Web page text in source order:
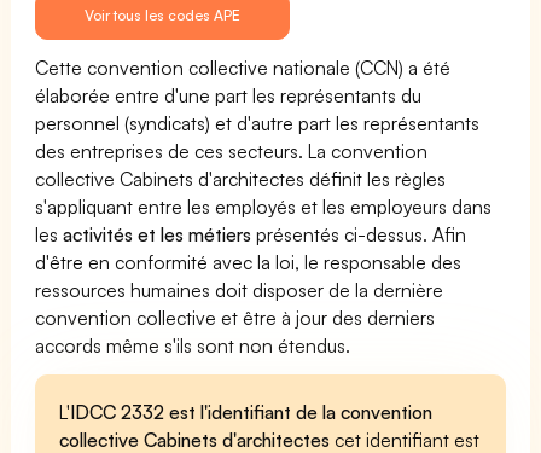
Voir tous les codes APE
Cette convention collective nationale (CCN) a été
élaborée entre d'une part les représentants du
personnel (syndicats) et d'autre part les représentants
des entreprises de ces secteurs. La convention
collective Cabinets d'architectes définit les règles
s'appliquant entre les employés et les employeurs dans
lesactivités et les métiers présentés ci-dessus. Afin
d'être en conformité avec la loi, le responsable des
ressources humaines doit disposer de la dernière
convention collective et être à jour des derniers
accords même s'ils sont non étendus.
L'IDCC 2332 est l'identifiant de la convention
collective Cabinets d'architectes cet identifiant est